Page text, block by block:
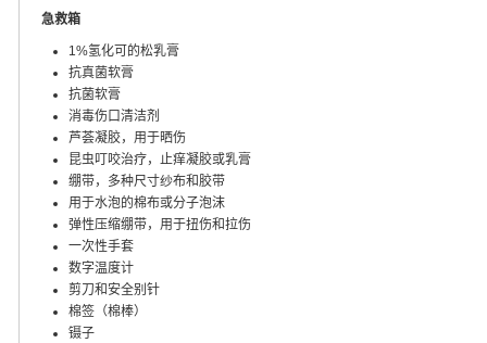
急救箱
1%氢化可的松乳膏
抗真菌软膏
抗菌软膏
消毒伤口清洁剂
芦荟凝胶，用于晒伤
昆虫叮咬治疗，止痒凝胶或乳膏
绷带，多种尺寸纱布和胶带
用于水泡的棉布或分子泡沫
弹性压缩绷带，用于扭伤和拉伤
一次性手套
数字温度计
剪刀和安全别针
棉签（棉棒）
镊子